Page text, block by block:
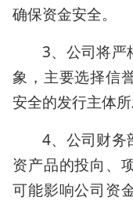
确保资金安全。
3、公司将严
象，主要选择信
安全的发行主体所
4、公司财务
资产品的投向、
可能影响公司资